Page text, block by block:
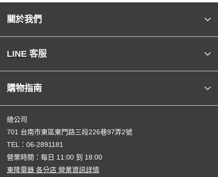
關於我們
LINE 客服
購物指南
總公司
701 台南市東區東門路三段226巷97弄2號
TEL： 06-2891181
營業時間：每日 11:00 到 18:00
東隆電器 各分店 營業資訊詳情